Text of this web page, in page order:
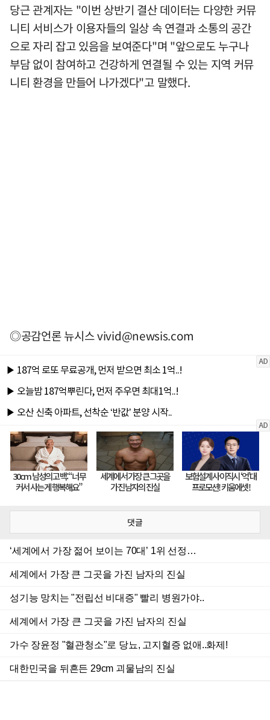
당근 관계자는 "이번 상반기 결산 데이터는 다양한 커뮤
니티 서비스가 이용자들의 일상 속 연결과 소통의 공간
으로 자리 잡고 있음을 보여준다"며 "앞으로도 누구나
부담 없이 참여하고 건강하게 연결될 수 있는 지역 커뮤
니티 환경을 만들어 나가겠다"고 말했다.
◎공감언론 뉴시스vivid@newsis.com
댓글